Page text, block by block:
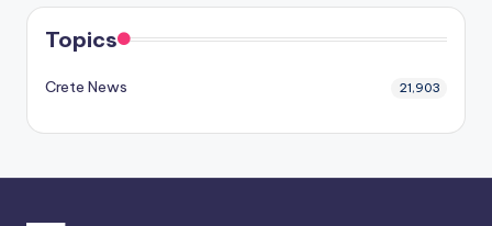
Topics
Crete News 21,903